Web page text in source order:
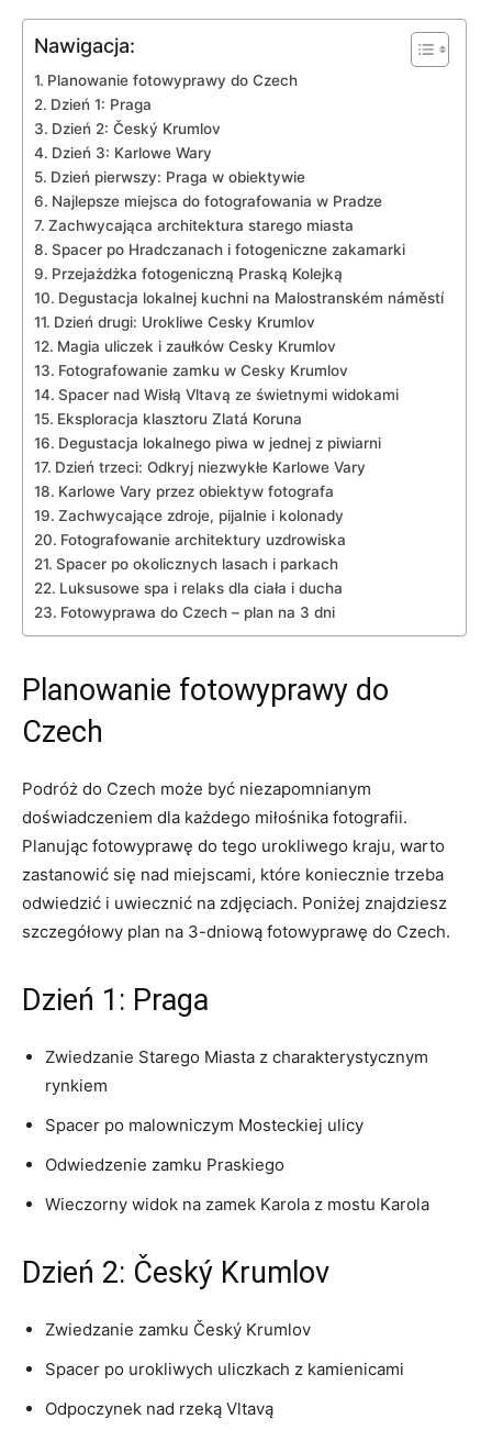
Nawigacja:
Planowanie fotowyprawy do Czech
Dzień 1: ⁣Praga
Dzień 2: Český ‍Krumlov
Dzień 3: Karlowe ‌Wary
Dzień pierwszy: ⁢Praga w⁣ obiektywie
Najlepsze miejsca do fotografowania ​w Pradze
Zachwycająca architektura‌ starego miasta
Spacer ‍po⁤ Hradczanach i⁣ fotogeniczne zakamarki
Przejażdżka fotogeniczną Praską Kolejką
Degustacja lokalnej kuchni ‌na Malostranském náměstí
Dzień‌ drugi: Urokliwe Cesky⁣ Krumlov
Magia uliczek i zaułków‌ Cesky Krumlov
Fotografowanie zamku w Cesky Krumlov
Spacer nad Wisłą Vltavą ze świetnymi⁣ widokami
Eksploracja klasztoru ⁤Zlatá⁣ Koruna
Degustacja lokalnego‍ piwa‍ w jednej z piwiarni
Dzień trzeci: ⁣Odkryj niezwykłe Karlowe Vary
Karlowe Vary‍ przez obiektyw​ fotografa
Zachwycające zdroje, pijalnie i kolonady
Fotografowanie ​architektury uzdrowiska
Spacer ‌po okolicznych⁤ lasach ⁤i parkach
Luksusowe ⁢spa i relaks dla ⁣ciała ‌i ducha
Fotowyprawa do Czech – plan na 3 ⁣dni
Planowanie fotowyprawy do
Czech
Podróż do‌ Czech może ⁤być niezapomnianym
doświadczeniem dla każdego miłośnika fotografii.
Planując⁢ fotowyprawę do tego urokliwego kraju, warto
zastanowić ⁢się nad miejscami, które ‌koniecznie trzeba
odwiedzić ‌i uwiecznić na ⁢zdjęciach. Poniżej znajdziesz
szczegółowy plan na 3-dniową‌ fotowyprawę ⁣do Czech.
Dzień 1: ⁣Praga
Zwiedzanie Starego ‌Miasta ⁤z charakterystycznym
‌rynkiem
Spacer po malowniczym Mosteckiej ​ulicy
Odwiedzenie ⁣zamku Praskiego
Wieczorny widok na zamek Karola z mostu Karola
Dzień 2: Český ‍Krumlov
Zwiedzanie ‍zamku Český Krumlov
Spacer po urokliwych‍ uliczkach ⁣z kamienicami
Odpoczynek nad rzeką Vltavą